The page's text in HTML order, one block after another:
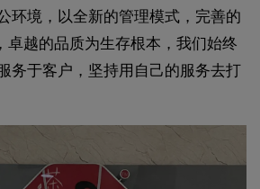
环境，以全新的管理模式，完善的
卓越的品质为生存根本，我们始终
务于客户，坚持用自己的服务去打